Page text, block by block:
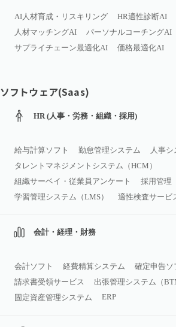
AI人材育成・リスキリング HR適性診断AI
人材マッチングAI
パーソナルコーチングAI
サプライチェーン最適化AI
価格最適化AI
ソフトウェア(Saas)
HR (人事・労務・組織・採用)
給与計算ソフト 勤怠管理システム
人事シ
タレントマネジメントシステム（HCM）
組織サーベイ・従業員アンケート
採用管理
学習管理システム（LMS）
適性検査サービ
会計・経理・財務
会計ソフト 経費精算システム
確定申告ソ
請求書受領サービス
出張管理システム（
固定資産管理システム
ERP